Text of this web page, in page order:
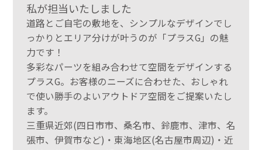
私が担当いたしました
道路とご自宅の敷地を、シンプルなデザインでし
っかりとエリア分けが叶うのが「プラスG」の魅
力です！
多彩なパーツを組み合わせて空間をデザインする
プラスG。お客様のニーズに合わせた、おしゃれ
で使い勝手のよいアウトドア空間をご提案いたし
ます。
三重県近郊(四日市市、桑名市、鈴鹿市、津市、名
張市、伊賀市など)・東海地区(名古屋市周辺)・近